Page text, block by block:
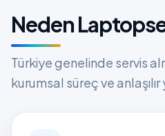
Neden
Türkiye genelinde servis
kurumsal süreç ve anlaşılır